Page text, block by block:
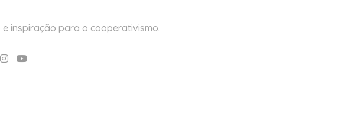
e inspiração para o cooperativismo.